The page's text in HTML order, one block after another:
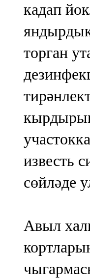
кадап
торган
известь
сөйләде
Авыл